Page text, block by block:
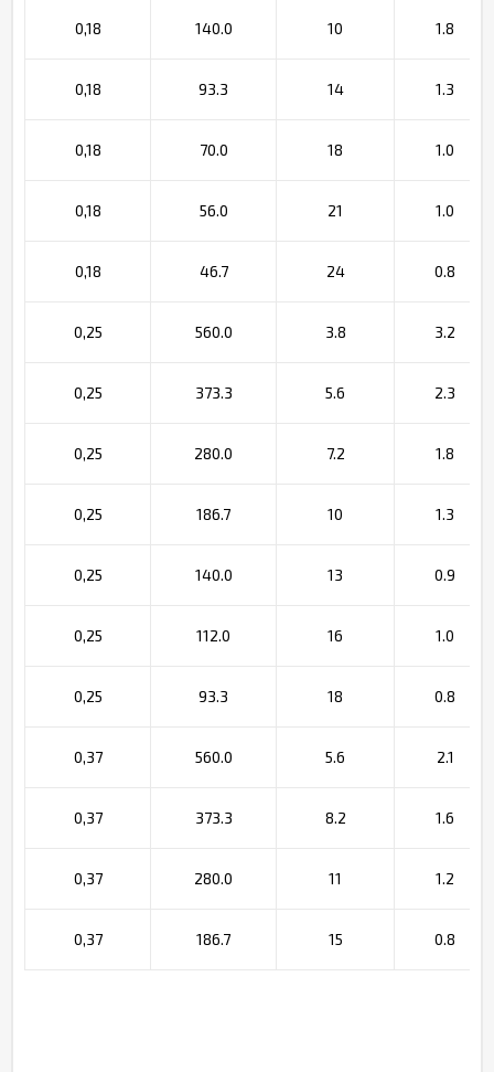
0,18 140.0 10 1.8
0,18 93.3 14 1.3
0,18 70.0 18 1.0
0,18 56.0 21 1.0
0,18 46.7 24 0.8
0,25 560.0 3.8 3.2
0,25 373.3 5.6 2.3
0,25 280.0 7.2 1.8
0,25 186.7 10 1.3
0,25 140.0 13 0.9
0,25 112.0 16 1.0
0,25 93.3 18 0.8
0,37 560.0 5.6 2.1
0,37 373.3 8.2 1.6
0,37 280.0 11 1.2
0,37 186.7 15 0.8